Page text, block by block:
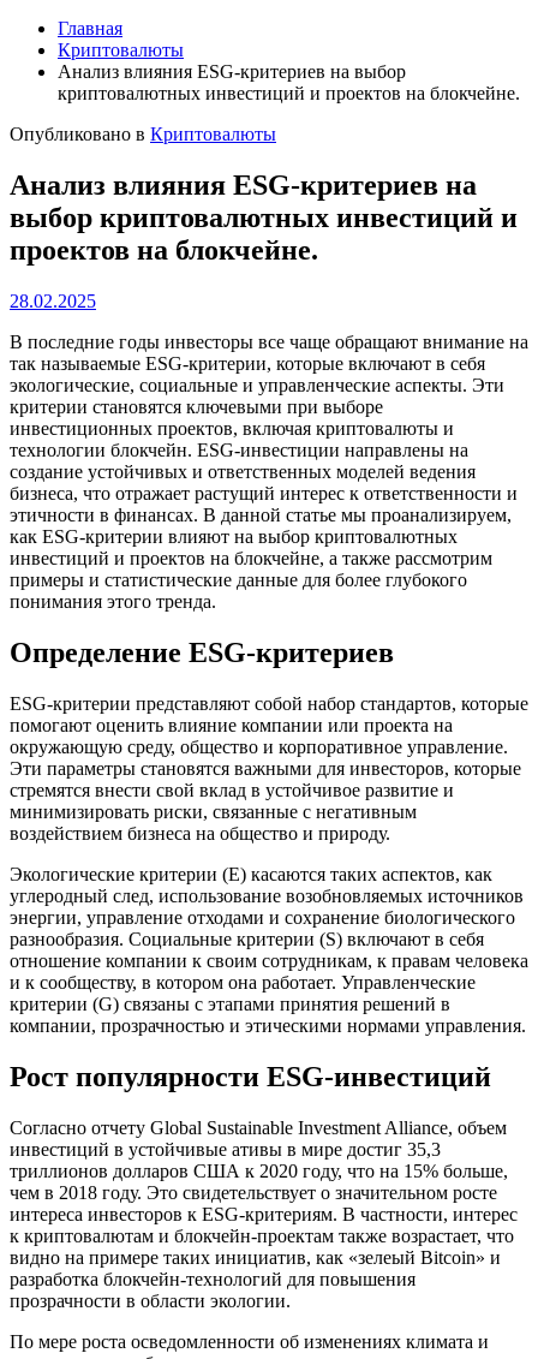
Главная
Криптовалюты
Анализ влияния ESG-критериев на выбор
криптовалютных инвестиций и проектов на блокчейне.
Опубликовано в Криптовалюты
Анализ влияния ESG-критериев на
выбор криптовалютных инвестиций и
проектов на блокчейне.
28.02.2025
В последние годы инвесторы все чаще обращают внимание на
так называемые ESG-критерии, которые включают в себя
экологические, социальные и управленческие аспекты. Эти
критерии становятся ключевыми при выборе
инвестиционных проектов, включая криптовалюты и
технологии блокчейн. ESG-инвестиции направлены на
создание устойчивых и ответственных моделей ведения
бизнеса, что отражает растущий интерес к ответственности и
этичности в финансах. В данной статье мы проанализируем,
как ESG-критерии влияют на выбор криптовалютных
инвестиций и проектов на блокчейне, а также рассмотрим
примеры и статистические данные для более глубокого
понимания этого тренда.
Определение ESG-критериев
ESG-критерии представляют собой набор стандартов, которые
помогают оценить влияние компании или проекта на
окружающую среду, общество и корпоративное управление.
Эти параметры становятся важными для инвесторов, которые
стремятся внести свой вклад в устойчивое развитие и
минимизировать риски, связанные с негативным
воздействием бизнеса на общество и природу.
Экологические критерии (E) касаются таких аспектов, как
углеродный след, использование возобновляемых источников
энергии, управление отходами и сохранение биологического
разнообразия. Социальные критерии (S) включают в себя
отношение компании к своим сотрудникам, к правам человека
и к сообществу, в котором она работает. Управленческие
критерии (G) связаны с этапами принятия решений в
компании, прозрачностью и этическими нормами управления.
Рост популярности ESG-инвестиций
Согласно отчету Global Sustainable Investment Alliance, объем
инвестиций в устойчивые ативы в мире достиг 35,3
триллионов долларов США к 2020 году, что на 15% больше,
чем в 2018 году. Это свидетельствует о значительном росте
интереса инвесторов к ESG-критериям. В частности, интерес
к криптовалютам и блокчейн-проектам также возрастает, что
видно на примере таких инициатив, как «зелеый Bitcoin» и
разработка блокчейн-технологий для повышения
прозрачности в области экологии.
По мере роста осведомленности об изменениях климата и